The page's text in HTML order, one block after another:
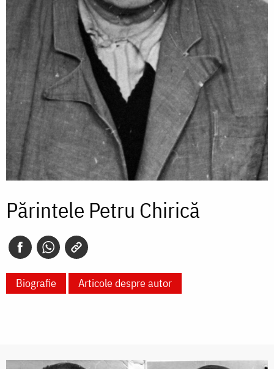
Părintele Petru Chirică
Biografie Articole despre autor